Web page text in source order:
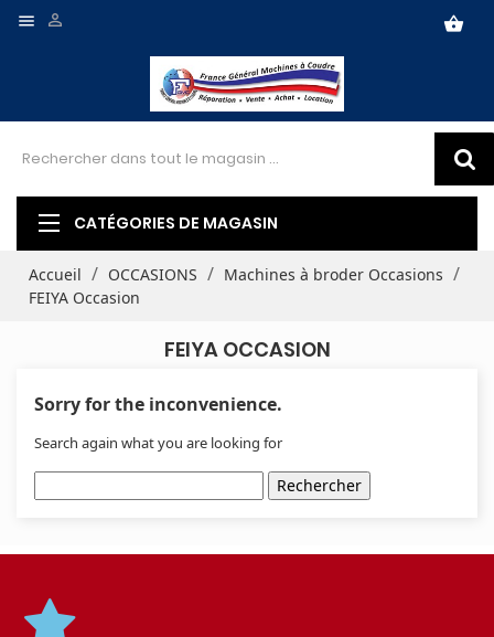
 shopping_basket

CATÉGORIES DE MAGASIN
Accueil OCCASIONS
Machines à broder Occasions
FEIYA Occasion
FEIYA OCCASION
Sorry for the inconvenience.
Search again what you are looking for
Rechercher